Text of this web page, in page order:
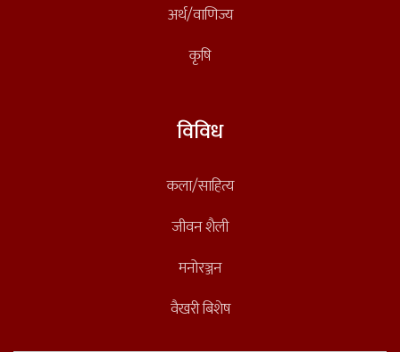
अर्थ/वाणिज्य
कृषि
विविध
कला/साहित्य
जीवन शैली
मनोरञ्जन
वैखरी बिशेष